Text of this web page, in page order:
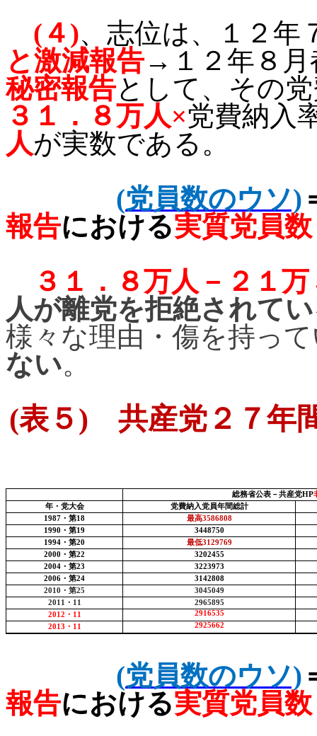
( ４)、志位は、１２年
と激減報告→１２年８月
秘密報告として、その
３１．８万人×党費納入
人が実数である。
(党員数のウソ)
報告における実質党員
３１．８万人－２１
人が離党を拒絶されて
様々な理由・傷を持っ
ない。
(表５) 共産党２７年
総務省公表－共産党HP
年・党大会
党費納入党員年間総計
1987 ・第18 最高3586808
1990 ・第19
3448750
1994 ・第20 最低3129769
2000 ・第22
3202455
2004 ・第23
3223973
2006 ・第24
3142808
2010 ・第25
3045049
2011
・ 11
2965895
2012 ・ 11
2916535
2013 ・ 11 2925662
(党員数のウソ)
報告における実質党員